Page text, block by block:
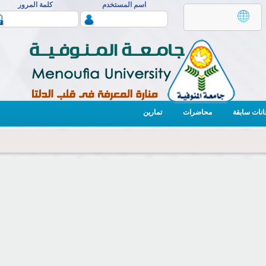
اسم المستخدم كلمة المرور
سابقة محاضرات تمارين